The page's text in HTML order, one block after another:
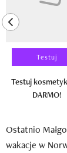
previous
Testuj
Testuj
DARMO!
Ostatnio
wakacje w